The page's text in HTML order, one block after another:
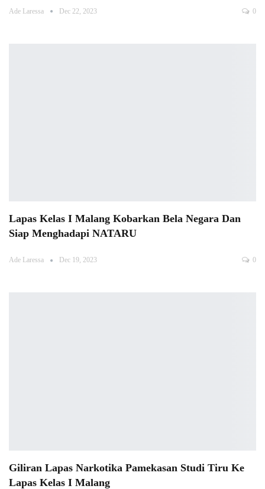
Ade Laressa Dec 22, 2023 0
Lapas Kelas I Malang Kobarkan Bela Negara Dan
Siap Menghadapi NATARU
Ade Laressa Dec 19, 2023 0
Giliran Lapas Narkotika Pamekasan Studi Tiru Ke
Lapas Kelas I Malang